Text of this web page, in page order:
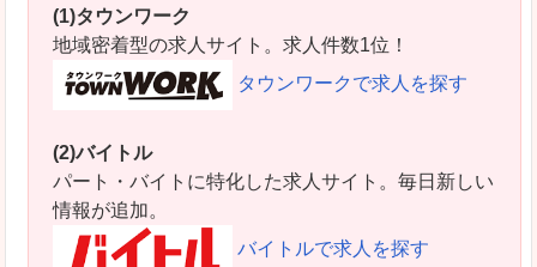
(1)タウンワーク
地域密着型の求人サイト。求人件数1位！
タウンワークで求人を探す
(2)バイトル
パート・バイトに特化した求人サイト。毎日新しい
情報が追加。
バイトルで求人を探す